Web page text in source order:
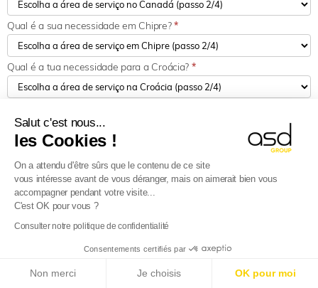
Salut c'est nous...
les Cookies !
On a attendu d'être sûrs que le contenu de ce site
vous intéresse avant de vous déranger, mais on aimerait bien vous
accompagner pendant votre visite...
C'est OK pour vous ?
Consulter notre politique de confidentialité
Consentements certifiés par
Non merci Je choisis OK pour moi
Qual é a sua necessidade em Chipre?*
Qual é a tua necessidade para a Croácia? *
Qual é a tua necessidade para a Estónia?
Qual é a sua necessidade para os Estados Unidos?
Qual é a tua necessidade para a Finlândia?
Qual é a tua necessidade para a França?
Empresas estrangeiras, prepare-se!
Saiba mais